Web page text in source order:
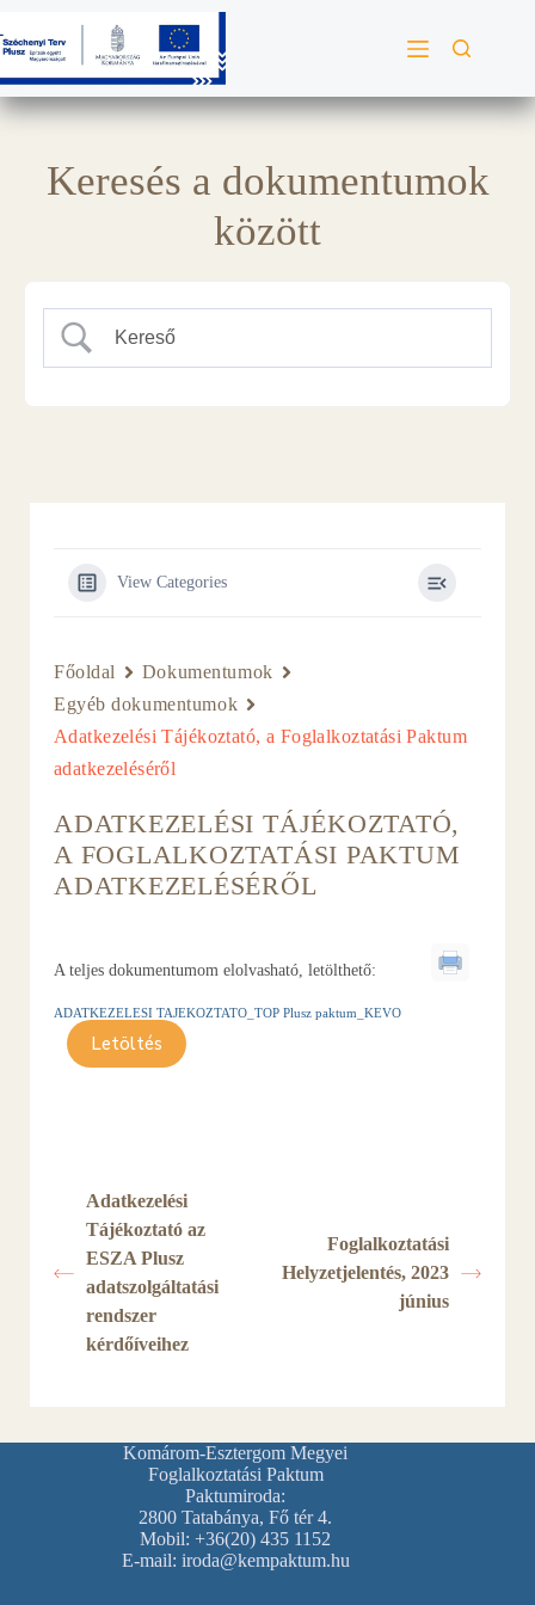
Keresés a dokumentumok
között
View Categories
Főoldal
Dokumentumok
Egyéb dokumentumok
Adatkezelési Tájékoztató, a Foglalkoztatási Paktum
adatkezeléséről
ADATKEZELÉSI TÁJÉKOZTATÓ,
A FOGLALKOZTATÁSI PAKTUM
ADATKEZELÉSÉRŐL
A teljes dokumentumom elolvasható, letölthető:
ADATKEZELESI TAJEKOZTATO_TOP Plusz paktum_KEVO
Letöltés
Adatkezelési
Tájékoztató az
ESZA Plusz
adatszolgáltatási
rendszer
kérdőíveihez
Foglalkoztatási
Helyzetjelentés, 2023
június
Komárom-Esztergom Megyei
Foglalkoztatási Paktum
Paktumiroda:
2800 Tatabánya, Fő tér 4.
Mobil: +36(20) 435 1152
E-mail: iroda@kempaktum.hu